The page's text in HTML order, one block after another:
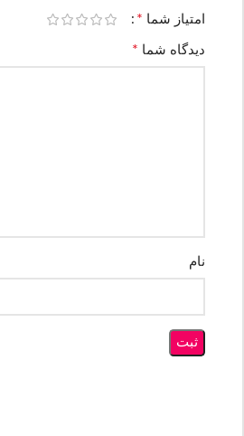
امتیاز شما *
دیدگاه شما *
نام